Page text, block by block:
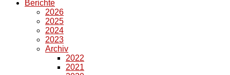
Berichte
2026
2025
2024
2023
Archiv
2022
2021